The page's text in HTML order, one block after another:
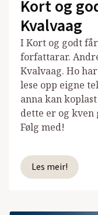
Kort og
Kvalvaag
I Kort og godt
forfattarar.
Kvalvaag. Ho
lese opp eigne
anna kan
dette er og kven
Følg med!
Les meir!